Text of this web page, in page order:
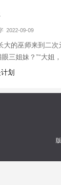
2022-09-09
大的巫师来到二次
眼三姐妹？”“大
划